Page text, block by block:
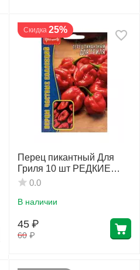
Скидка 25%
Перец пикантный Для
Гриля 10 шт РЕДКИЕ
СЕМЕНА
0.0
В наличии
60 ₽
45 ₽